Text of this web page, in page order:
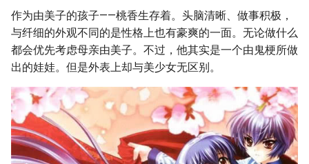
a
c
h
NO.3 八云滨治《H20砂中足
迹》
NO.2 渡良濑准 《happiness》
NO.1 宫小路瑞穗《爱上姐姐
的少女》
作为由美子的孩子——桃香生存着。头脑清晰、做事积极，
与纤细的外观不同的是性格上也有豪爽的一面。无论做什么
都会优先考虑母亲由美子。不过，他其实是一个由鬼梗所做
出的娃娃。但是外表上却与美少女无区别。